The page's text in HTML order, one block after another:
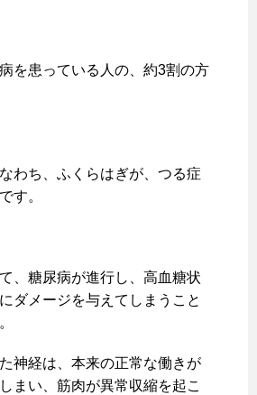
を患っている人の、約3割の方
わち、ふくらはぎが、つる症
す。
、糖尿病が進行し、高血糖状
ダメージを与えてしまうこと
神経は、本来の正常な働きが
まい、筋肉が異常収縮を起こ